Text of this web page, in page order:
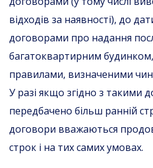
відходів за наявності), до
договорами про надання
багатоквартирним
правилами, визначеними
У разі якщо згідно з такими
передбачено більш ранній
договори вважаються
строк і на тих самих умовах.